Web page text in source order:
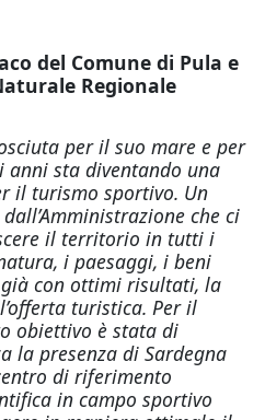
del Comune di Pula e
Regionale
per il suo mare e per
anni sta diventando una
il turismo sportivo. Un
che ci
il territorio in tutti i
i paesaggi, i beni
con ottimi risultati, la
turistica. Per il
obiettivo è stata di
la presenza di Sardegna
di riferimento
in campo sportivo